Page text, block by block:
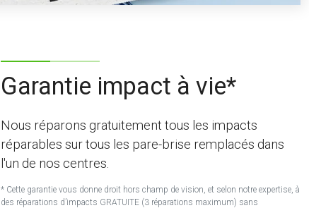
Garantie impact à vie*
Nous réparons gratuitement tous les impacts
réparables sur tous les pare-brise remplacés dans
l'un de nos centres.
* Cette garantie vous donne droit hors champ de vision, et selon notre expertise, à
des réparations d’impacts GRATUITE (3 réparations maximum) sans